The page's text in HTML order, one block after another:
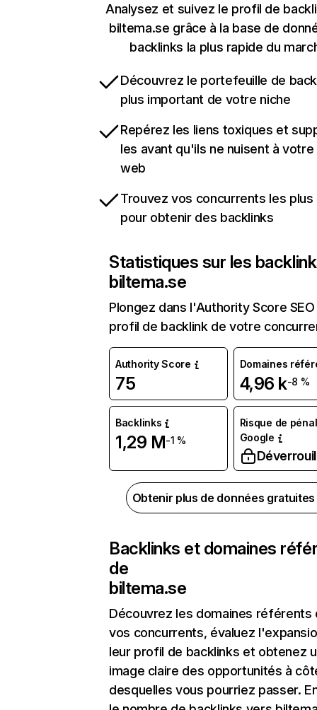
Analysez et suivez le profil de
biltema.se grâce à la base de
backlinks la plus rapide du
Découvrez le portefeuille de
plus important de votre niche
Repérez les liens toxiques et
les avant qu'ils ne nuisent à
web
Trouvez vos concurrents les
pour obtenir des backlinks
Statistiques sur les
biltema.se
Plongez dans l'Authority Score
profil de backlink de votre
Authority Score
75
Domaines
4,96 k-8 %
Backlinks
1,29 M-1 %
Risque de
Google
Obtenir plus de données
Backlinks et domaines
de
biltema.se
Découvrez les domaines référents
vos concurrents, évaluez
leur profil de backlinks et obtenez
image claire des opportunités à
desquelles vous pourriez passer.